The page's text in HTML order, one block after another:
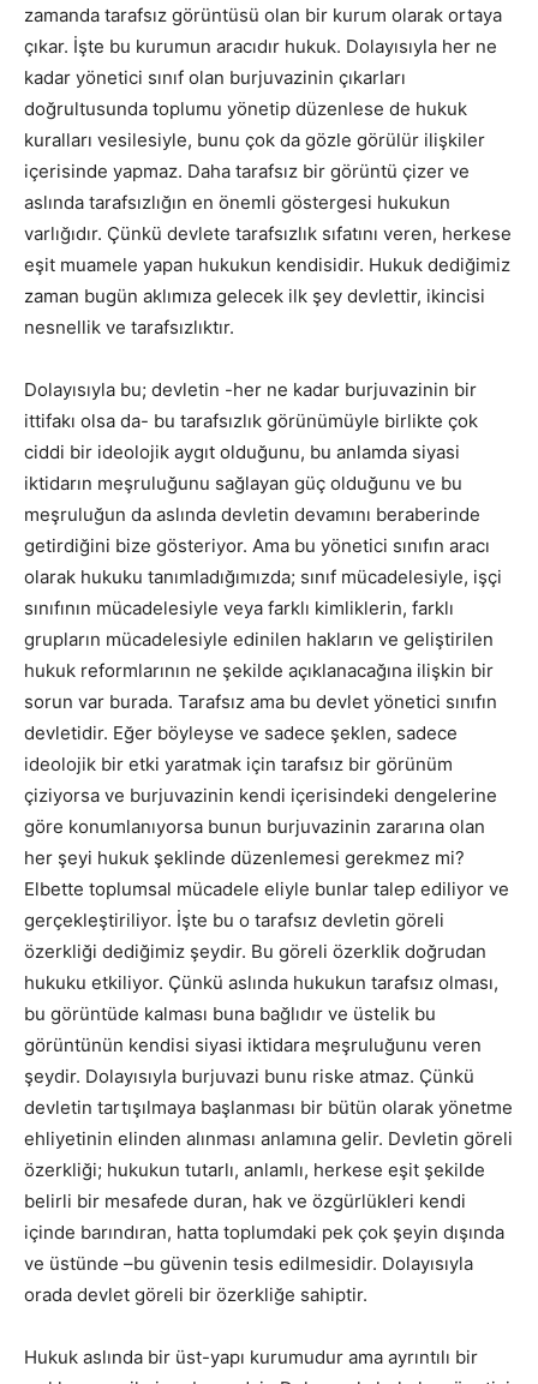
zamanda tarafsız görüntüsü olan bir kurum olarak ortaya
çıkar. İşte bu kurumun aracıdır hukuk. Dolayısıyla her ne
kadar yönetici sınıf olan burjuvazinin çıkarları
doğrultusunda toplumu yönetip düzenlese de hukuk
kuralları vesilesiyle, bunu çok da gözle görülür ilişkiler
içerisinde yapmaz. Daha tarafsız bir görüntü çizer ve
aslında tarafsızlığın en önemli göstergesi hukukun
varlığıdır. Çünkü devlete tarafsızlık sıfatını veren, herkese
eşit muamele yapan hukukun kendisidir. Hukuk dediğimiz
zaman bugün aklımıza gelecek ilk şey devlettir, ikincisi
nesnellik ve tarafsızlıktır.
Dolayısıyla bu; devletin -her ne kadar burjuvazinin bir
ittifakı olsa da- bu tarafsızlık görünümüyle birlikte çok
ciddi bir ideolojik aygıt olduğunu, bu anlamda siyasi
iktidarın meşruluğunu sağlayan güç olduğunu ve bu
meşruluğun da aslında devletin devamını beraberinde
getirdiğini bize gösteriyor. Ama bu yönetici sınıfın aracı
olarak hukuku tanımladığımızda; sınıf mücadelesiyle, işçi
sınıfının mücadelesiyle veya farklı kimliklerin, farklı
grupların mücadelesiyle edinilen hakların ve geliştirilen
hukuk reformlarının ne şekilde açıklanacağına ilişkin bir
sorun var burada. Tarafsız ama bu devlet yönetici sınıfın
devletidir. Eğer böyleyse ve sadece şeklen, sadece
ideolojik bir etki yaratmak için tarafsız bir görünüm
çiziyorsa ve burjuvazinin kendi içerisindeki dengelerine
göre konumlanıyorsa bunun burjuvazinin zararına olan
her şeyi hukuk şeklinde düzenlemesi gerekmez mi?
Elbette toplumsal mücadele eliyle bunlar talep ediliyor ve
gerçekleştiriliyor. İşte bu o tarafsız devletin göreli
özerkliği dediğimiz şeydir. Bu göreli özerklik doğrudan
hukuku etkiliyor. Çünkü aslında hukukun tarafsız olması,
bu görüntüde kalması buna bağlıdır ve üstelik bu
görüntünün kendisi siyasi iktidara meşruluğunu veren
şeydir. Dolayısıyla burjuvazi bunu riske atmaz. Çünkü
devletin tartışılmaya başlanması bir bütün olarak yönetme
ehliyetinin elinden alınması anlamına gelir. Devletin göreli
özerkliği; hukukun tutarlı, anlamlı, herkese eşit şekilde
belirli bir mesafede duran, hak ve özgürlükleri kendi
içinde barındıran, hatta toplumdaki pek çok şeyin dışında
ve üstünde –bu güvenin tesis edilmesidir. Dolayısıyla
orada devlet göreli bir özerkliğe sahiptir.
Hukuk aslında bir üst-yapı kurumudur ama ayrıntılı bir